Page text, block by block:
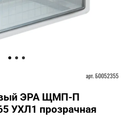
арт.Б0052355
ЭРА ЩМП-П
УХЛ1 прозрачная